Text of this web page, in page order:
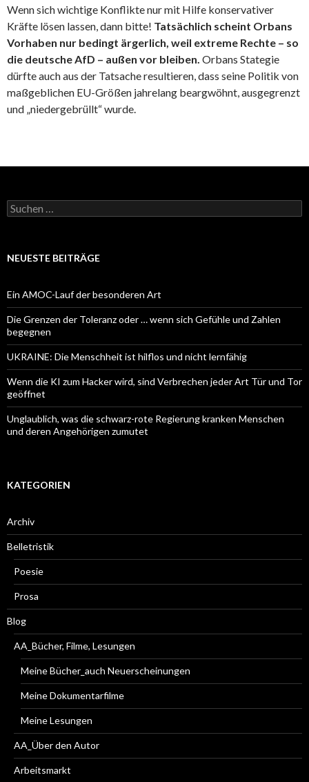
Wenn sich wichtige Konflikte nur mit Hilfe konservativer
Kräfte lösen lassen, dann bitte! Tatsächlich scheint Orbans
Vorhaben nur bedingt ärgerlich, weil extreme Rechte – so
die deutsche AfD – außen vor bleiben. Orbans Stategie
dürfte auch aus der Tatsache resultieren, dass seine Politik von
maßgeblichen EU-Größen jahrelang beargwöhnt, ausgegrenzt
und „niedergebrüllt“ wurde.
Suchen
nach:
NEUESTE BEITRÄGE
Ein AMOC-Lauf der besonderen Art
Die Grenzen der Toleranz oder … wenn sich Gefühle und Zahlen
begegnen
UKRAINE: Die Menschheit ist hilflos und nicht lernfähig
Wenn die KI zum Hacker wird, sind Verbrechen jeder Art Tür und Tor
geöffnet
Unglaublich, was die schwarz-rote Regierung kranken Menschen
und deren Angehörigen zumutet
KATEGORIEN
Archiv
Belletristik
Poesie
Prosa
Blog
AA_Bücher, Filme, Lesungen
Meine Bücher_auch Neuerscheinungen
Meine Dokumentarfilme
Meine Lesungen
AA_Über den Autor
Arbeitsmarkt